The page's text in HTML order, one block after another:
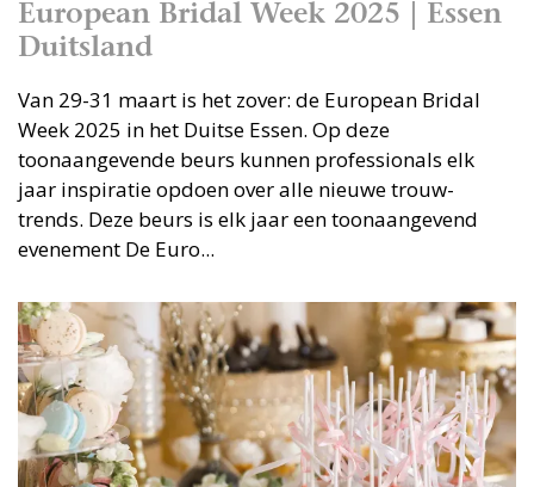
European Bridal Week 2025 | Essen
Duitsland
Van 29-31 maart is het zover: de European Bridal
Week 2025 in het Duitse Essen. Op deze
toonaangevende beurs kunnen professionals elk
jaar inspiratie opdoen over alle nieuwe trouw-
trends. Deze beurs is elk jaar een toonaangevend
evenement De Euro...